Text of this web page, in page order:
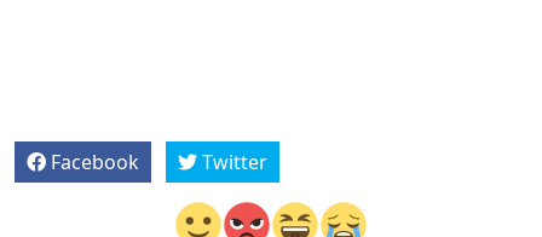
Facebook Twitter